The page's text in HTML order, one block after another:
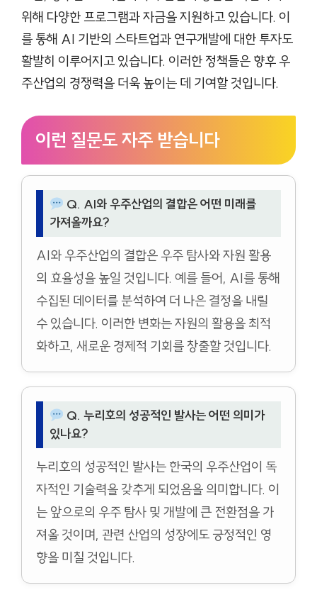
위해 다양한 프로그램과 자금을 지원하고 있습니다. 이
를 통해 AI 기반의 스타트업과 연구개발에 대한 투자도
활발히 이루어지고 있습니다. 이러한 정책들은 향후 우
주산업의 경쟁력을 더욱 높이는 데 기여할 것입니다.
이런 질문도 자주 받습니다
Q. AI와 우주산업의 결합은 어떤 미래를
가져올까요?
AI와 우주산업의 결합은 우주 탐사와 자원 활용
의 효율성을 높일 것입니다. 예를 들어, AI를 통해
수집된 데이터를 분석하여 더 나은 결정을 내릴
수 있습니다. 이러한 변화는 자원의 활용을 최적
화하고, 새로운 경제적 기회를 창출할 것입니다.
Q. 누리호의 성공적인 발사는 어떤 의미가
있나요?
누리호의 성공적인 발사는 한국의 우주산업이 독
자적인 기술력을 갖추게 되었음을 의미합니다. 이
는 앞으로의 우주 탐사 및 개발에 큰 전환점을 가
져올 것이며, 관련 산업의 성장에도 긍정적인 영
향을 미칠 것입니다.